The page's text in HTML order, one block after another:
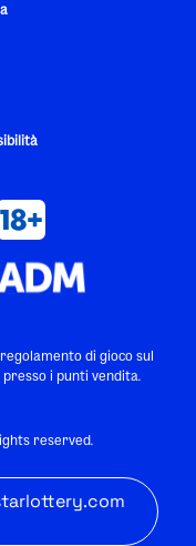
di gioco sul
presso i punti vendita.
reserved.